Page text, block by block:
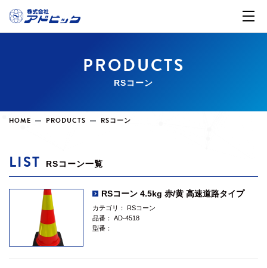
PRODUCTS
RSコーン
HOME PRODUCTS RSコーン
LIST RSコーン一覧
RSコーン 4.5kg 赤/黄 高速道路タイプ
カテゴリ：
RSコーン
品番：
AD-4518
型番：